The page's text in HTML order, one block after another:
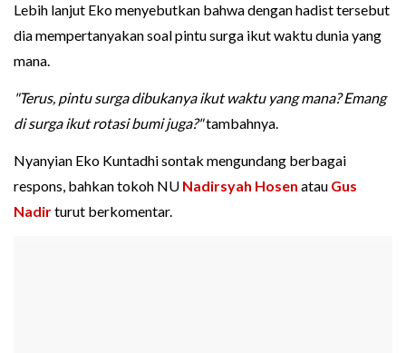
Lebih lanjut Eko menyebutkan bahwa dengan hadist tersebut
dia mempertanyakan soal pintu surga ikut waktu dunia yang
mana.
"Terus, pintu surga dibukanya ikut waktu yang mana? Emang
di surga ikut rotasi bumi juga?"tambahnya.
Nyanyian Eko Kuntadhi sontak mengundang berbagai
respons, bahkan tokoh NU Nadirsyah Hosen atau Gus
Nadirturut berkomentar.